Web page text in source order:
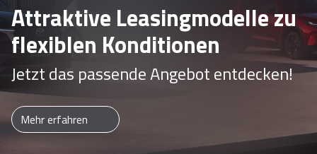
Attraktive Leasingmodelle zu
flexiblen Konditionen
Jetzt das passende Angebot entdecken!
Mehr erfahren